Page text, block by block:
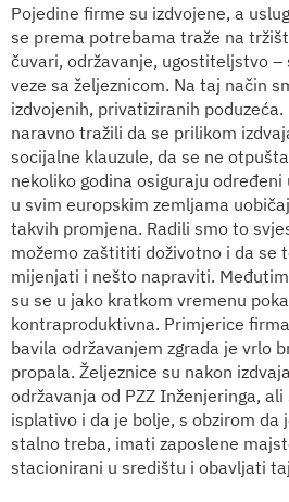
Pojedine firme su izdvojene, a
se prema potrebama traže na
čuvari, održavanje, ugostiteljstvo –
veze sa željeznicom. Na taj način
izdvojenih, privatiziranih
naravno tražili da se prilikom
socijalne klauzule, da se ne
nekoliko godina osiguraju
u svim europskim zemljama
takvih promjena. Radili smo to
možemo zaštititi doživotno i da se
mijenjati i nešto napraviti.
su se u jako kratkom vremenu
kontraproduktivna. Primjerice
bavila održavanjem zgrada je vrlo
propala. Željeznice su nakon
održavanja od PZZ Inženjeringa,
isplativo i da je bolje, s obzirom da
stalno treba, imati zaposlene
stacionirani u središtu i obavljati